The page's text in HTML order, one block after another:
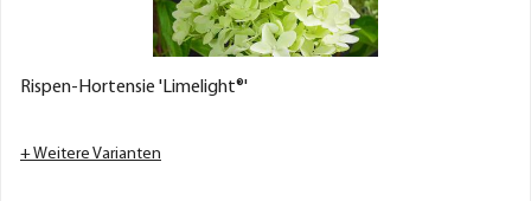
Rispen-Hortensie 'Limelight®'
+ Weitere Varianten